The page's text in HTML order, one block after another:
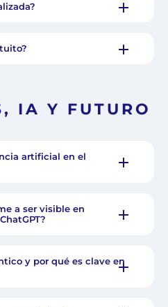
IA Y FUTURO
artificial en el
a ser visible en
y por qué es clave en